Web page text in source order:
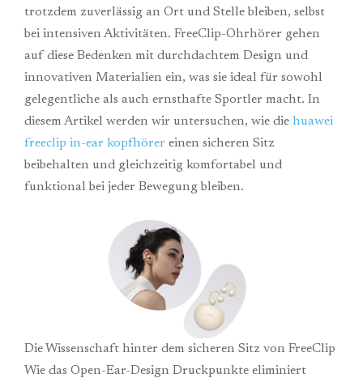
trotzdem zuverlässig an Ort und Stelle bleiben, selbst
bei intensiven Aktivitäten. FreeClip-Ohrhörer gehen
auf diese Bedenken mit durchdachtem Design und
innovativen Materialien ein, was sie ideal für sowohl
gelegentliche als auch ernsthafte Sportler macht. In
diesem Artikel werden wir untersuchen, wie die huawei
freeclip in-ear kopfhörer einen sicheren Sitz
beibehalten und gleichzeitig komfortabel und
funktional bei jeder Bewegung bleiben.
Die Wissenschaft hinter dem sicheren Sitz von FreeClip
Wie das Open-Ear-Design Druckpunkte eliminiert